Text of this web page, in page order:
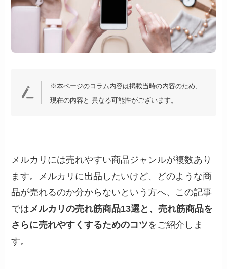
※本ページのコラム内容は掲載当時の内容のため、
現在の内容と 異なる可能性がございます。
メルカリには売れやすい商品ジャンルが複数あり
ます。メルカリに出品したいけど、どのような商
品が売れるのか分からないという方へ、この記事
ではメルカリの売れ筋商品13選と、売れ筋商品を
さらに売れやすくするためのコツをご紹介しま
す。